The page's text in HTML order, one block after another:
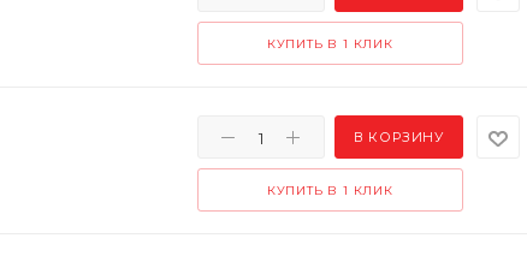
КУПИТЬ В 1 КЛИК
В КОРЗИНУ
КУПИТЬ В 1 КЛИК